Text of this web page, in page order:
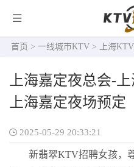
首页 > 一线城市KTV > 上海KTV
上海嘉定夜总会-
上海嘉定夜场预定
2025-05-29 20:33:21
新翡翠KTV招聘女孩，